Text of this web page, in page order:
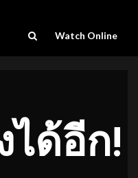
Watch Online
ได้อีก!